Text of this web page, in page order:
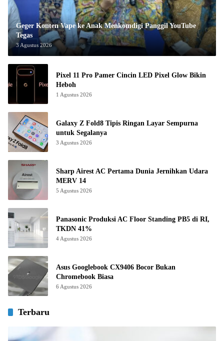
Geger Konten Vape ke Anak Menkomdigi Panggil YouTube
Tegas
3 Agustus 2026
Pixel 11 Pro Pamer Cincin LED Pixel Glow Bikin
Heboh
1 Agustus 2026
Galaxy Z Fold8 Tipis Ringan Layar Sempurna
untuk Segalanya
3 Agustus 2026
Sharp Airest AC Pertama Dunia Jernihkan Udara
MERV 14
5 Agustus 2026
Panasonic Produksi AC Floor Standing PB5 di RI,
TKDN 41%
4 Agustus 2026
Asus Googlebook CX9406 Bocor Bukan
Chromebook Biasa
6 Agustus 2026
Terbaru